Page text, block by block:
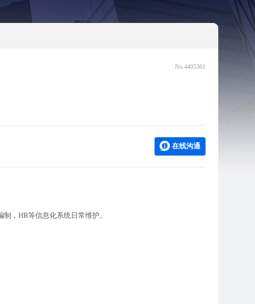
No.4405361
在线沟通
，HR等信息化系统日常维护。